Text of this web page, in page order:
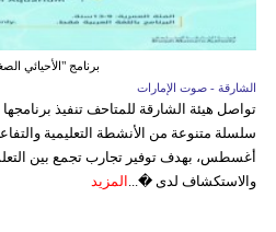
برنامج "الأحيائي
الشارقة - صوت الإمارات
سلسلة متنوعة من الأنشطة التعليمية
أغسطس، بهدف توفير تجارب تجمع بين التعلم
والاستكشاف لدى �... المزيد